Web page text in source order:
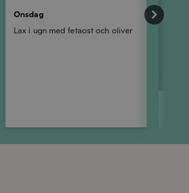
Onsdag
Lax i ugn med fetaost och oliver